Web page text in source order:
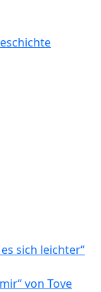
sich leichter“
von Tove